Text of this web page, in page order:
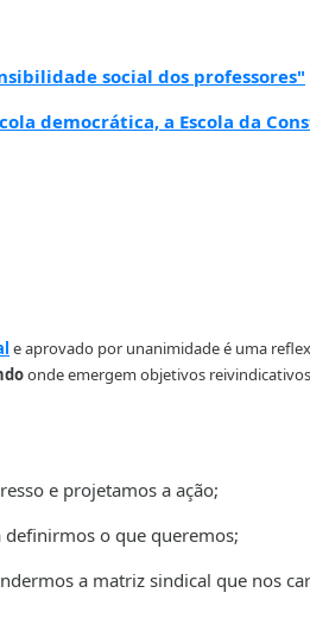
social dos professores"
democrática, a Escola da
e aprovado por unanimidade é uma
onde emergem objetivos
e projetamos a ação;
definirmos o que queremos;
a matriz sindical que nos